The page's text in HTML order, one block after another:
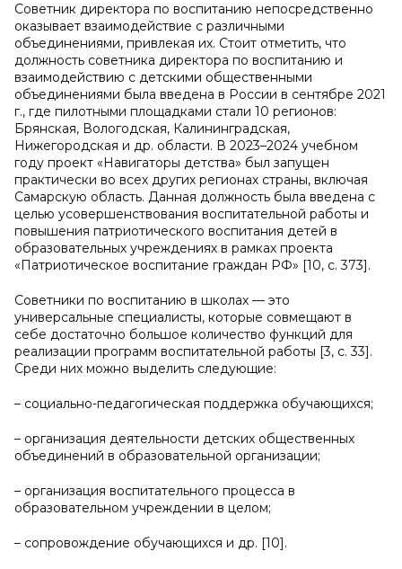
Советник директора по воспитанию непосредственно
оказывает взаимодействие с различными
объединениями, привлекая их. Стоит отметить, что
должность советника директора по воспитанию и
взаимодействию с детскими общественными
объединениями была введена в России в сентябре 2021
г., где пилотными площадками стали 10 регионов:
Брянская, Вологодская, Калининградская,
Нижегородская и др. области. В 2023–2024 учебном
году проект «Навигаторы детства» был запущен
практически во всех других регионах страны, включая
Самарскую область. Данная должность была введена с
целью усовершенствования воспитательной работы и
повышения патриотического воспитания детей в
образовательных учреждениях в рамках проекта
«Патриотическое воспитание граждан РФ» [10, с. 373].
Советники по воспитанию в школах — это
универсальные специалисты, которые совмещают в
себе достаточно большое количество функций для
реализации программ воспитательной работы [3, с. 33].
Среди них можно выделить следующие:
– социально-педагогическая поддержка обучающихся;
– организация деятельности детских общественных
объединений в образовательной организации;
– организация воспитательного процесса в
образовательном учреждении в целом;
– сопровождение обучающихся и др. [10].